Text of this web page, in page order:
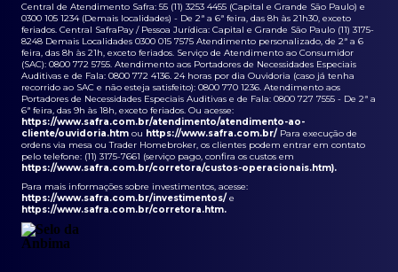
Central de Atendimento Safra: 55 (11) 3253 4455 (Capital e Grande São Paulo) e
0300 105 1234 (Demais localidades) - De 2ª a 6ª feira, das 8h às 21h30, exceto
feriados. Central SafraPay / Pessoa Jurídica: Capital e Grande São Paulo (11) 3175-
8248 Demais Localidades 0300 015 7575 Atendimento personalizado, de 2ª a 6
feira, das 8h às 21h, exceto feriados. Serviço de Atendimento ao Consumidor
(SAC): 0800 772 5755. Atendimento aos Portadores de Necessidades Especiais
Auditivas e de Fala: 0800 772 4136. 24 horas por dia Ouvidoria (caso já tenha
recorrido ao SAC e não esteja satisfeito): 0800 770 1236. Atendimento aos
Portadores de Necessidades Especiais Auditivas e de Fala: 0800 727 7555 - De 2ª a
6ª feira, das 9h às 18h, exceto feriados. Ou acesse:
https://www.safra.com.br/atendimento/atendimento-ao-
cliente/ouvidoria.htm ou https://www.safra.com.br/ Para execução de
ordens via mesa ou Trader Homebroker, os clientes podem entrar em contato
pelo telefone: (11) 3175-7661 (serviço pago, confira os custos em
https://www.safra.com.br/corretora/custos-operacionais.htm).
Para mais informações sobre investimentos, acesse:
https://www.safra.com.br/investimentos/ e
https://www.safra.com.br/corretora.htm.